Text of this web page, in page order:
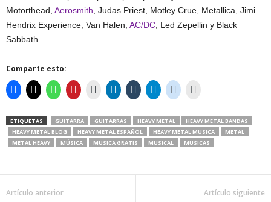
Motorthead, Aerosmith , Judas Priest, Motley Crue, Metallica, Jimi
Hendrix Experience, Van Halen, AC/DC , Led Zepellin y Black
Sabbath.
Comparte esto:
ETIQUETAS GUITARRA GUITARRAS HEAVY METAL
HEAVY METAL BANDAS
HEAVY METAL BLOG
HEAVY METAL ESPAÑOL HEAVY METAL MUSICA
METAL
METAL HEAVY
MÚSICA MUSICA GRATIS MUSICAL MUSICAS
Artículo anterior Artículo siguiente